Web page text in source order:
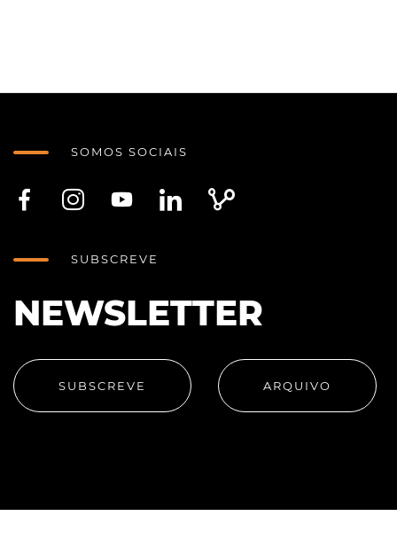
SOMOS SOCIAIS
SUBSCREVE
NEWSLETTER
SUBSCREVE ARQUIVO